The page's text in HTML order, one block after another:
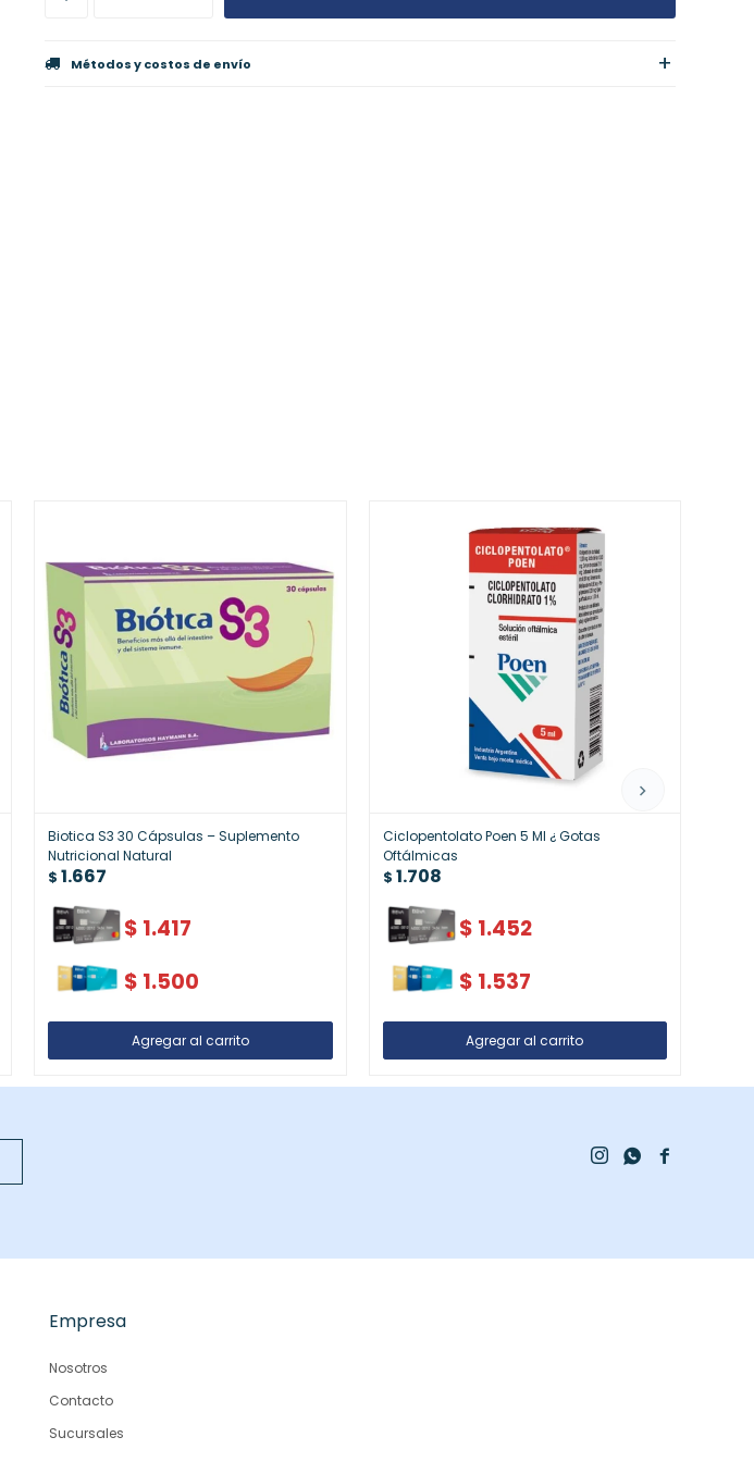
Métodos y costos de envío
Biotica S3 30 Cápsulas – Suplemento
Nutricional Natural
$ 1.667
$ 1.417
$ 1.500
Ciclopentolato Poen 5 Ml ¿ Gotas
Oftálmicas
$ 1.708
$ 1.452
$ 1.537

 
Empresa
Nosotros
Contacto
Sucursales